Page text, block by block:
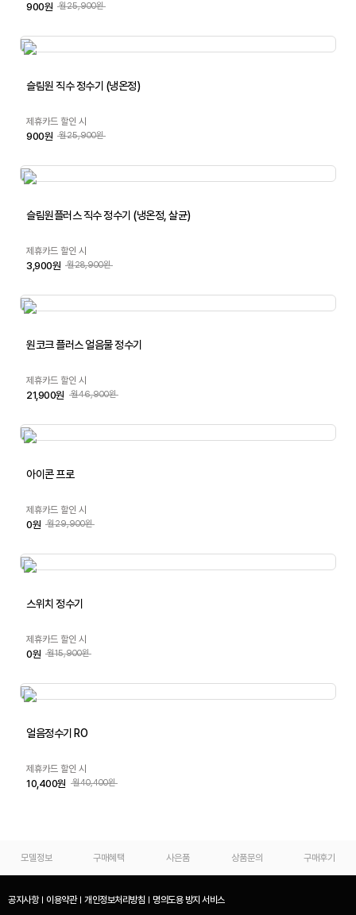
900원 월25,900원
슬림원 직수 정수기 (냉온정)
제휴카드 할인 시
900원 월25,900원
슬림원플러스 직수 정수기 (냉온정, 살균)
제휴카드 할인 시
3,900원 월28,900원
원코크 플러스 얼음물 정수기
제휴카드 할인 시
21,900원 월46,900원
아이콘 프로
제휴카드 할인 시
0원 월29,900원
스위치 정수기
제휴카드 할인 시
0원 월15,900원
얼음정수기 RO
제휴카드 할인 시
10,400원 월40,400원
모델정보 구매혜택 사은품 상품문의 구매후기
공지사항 이용약관 개인정보처리방침 명의도용 방지 서비스